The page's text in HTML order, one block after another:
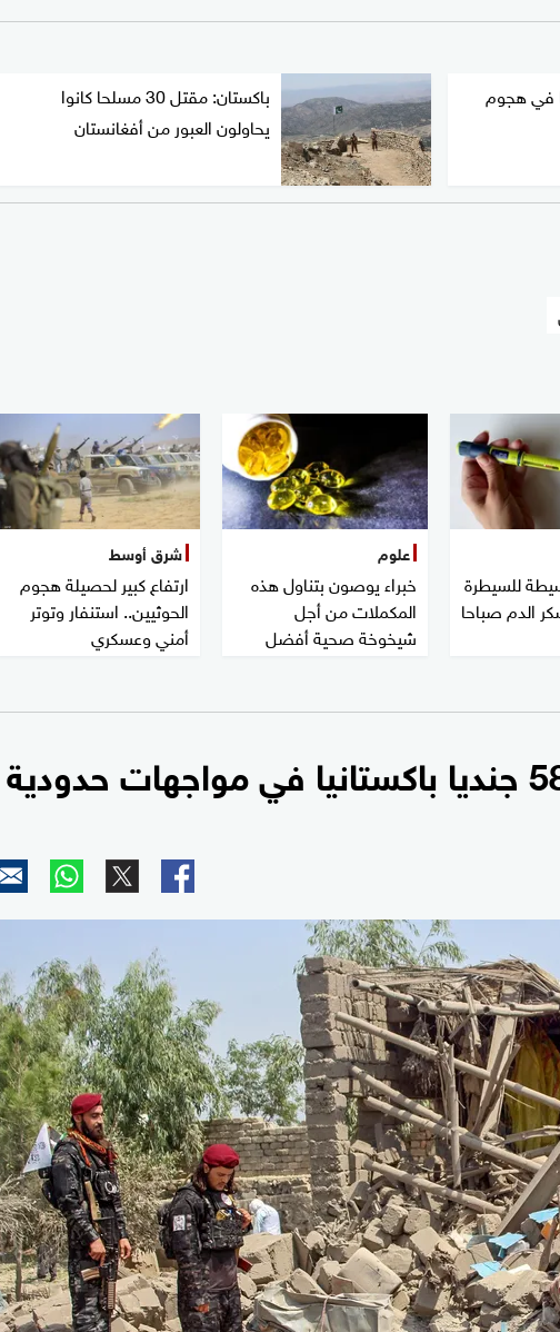
في هجوم
باكستان: مقتل 30 مسلحا كانوا
يحاولون العبور من أفغانستان
للسيطرة
الدم صباحا
علوم
خبراء يوصون بتناول هذه
المكملات من أجل
شيخوخة صحية أفضل
شرق أوسط
ارتفاع كبير لحصيلة هجوم
الحوثيين.. استنفار وتوتر
أمني وعسكري